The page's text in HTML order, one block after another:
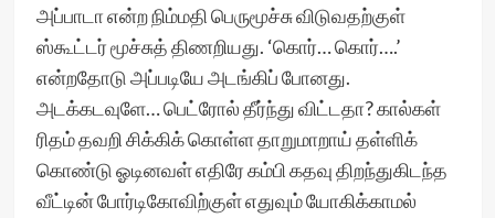
அப்பாடா என்ற நிம்மதி பெருமூச்சு விடுவதற்குள்
ஸ்கூட்டர் மூச்சுத் திணறியது. ‘கொர்… கொர்….’
என்றதோடு அப்படியே அடங்கிப் போனது.
அடக்கடவுளே… பெட்ரோல் தீர்ந்து விட்டதா? கால்கள்
ரிதம் தவறி சிக்கிக் கொள்ள தாறுமாறாய் தள்ளிக்
கொண்டு ஓடினவள் எதிரே கம்பி கதவு திறந்துகிடந்த
வீட்டின் போர்டிகோவிற்குள் எதுவும் யோகிக்காமல்